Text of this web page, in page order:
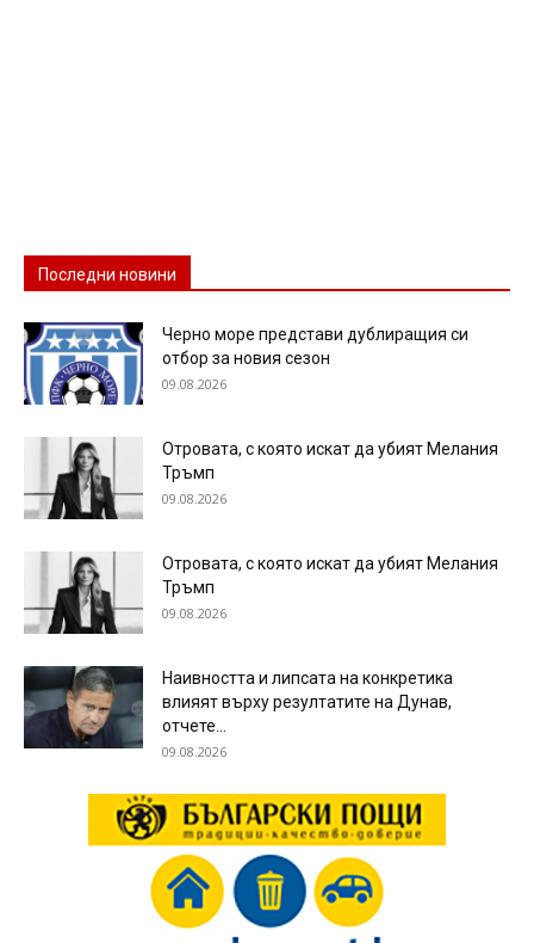
Последни новини
Черно море представи дублиращия си
отбор за новия сезон
09.08.2026
Отровата, с която искат да убият Мелания
Тръмп
09.08.2026
Отровата, с която искат да убият Мелания
Тръмп
09.08.2026
Наивността и липсата на конкретика
влияят върху резултатите на Дунав,
отчете...
09.08.2026